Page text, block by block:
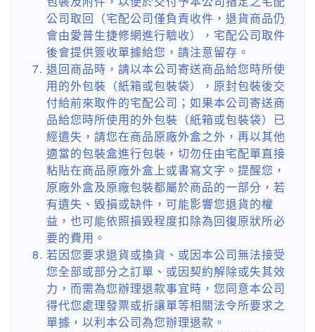
公司取回（宅配公司僅負責收件，退貨商品仍
會由愛普生捷修網進行驗收），宅配公司取件
後會提供簽收單據給您，請注意留存。
退回商品時，請以本公司寄送商品給您時所使
用的外包裝（紙箱或包裝袋），原封包裝後交
付給前來取件的宅配公司；如果本公司寄送商
品給您時所使用的外包裝（紙箱或包裝袋）已
經遺失，請您在商品原廠外盒之外，再以其他
適當的包裝盒進行包裝，切勿任由宅配單直接
粘貼在商品原廠外盒上或書寫文字。提醒您，
原廠外盒及原廠包裝都屬於商品的一部分，若
有遺失、毀損或缺件，可能影響您退貨的權
益，也可能依照損毀程度扣除為回復原狀所必
要的費用。
若因您要求退貨或換貨、或因本公司無法接受
您全部或部分之訂單、或因契約解除或失其效
力，而需為您辦理退款事宜時，您同意本公司
得代您處理發票或折讓單等相關法令所要求之
單據，以利本公司為您辦理退款。